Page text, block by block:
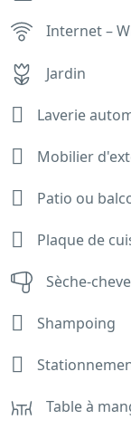
Internet –
Jardin
Laverie
Mobilier
Patio ou
Plaque de
Sèche-
Shampoing
Table à